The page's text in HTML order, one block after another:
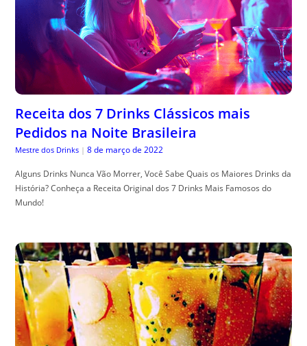
Receita dos 7 Drinks Clássicos mais
Pedidos na Noite Brasileira
Mestre dos Drinks | 8 de março de 2022
Alguns Drinks Nunca Vão Morrer, Você Sabe Quais os Maiores Drinks da
História? Conheça a Receita Original dos 7 Drinks Mais Famosos do
Mundo!